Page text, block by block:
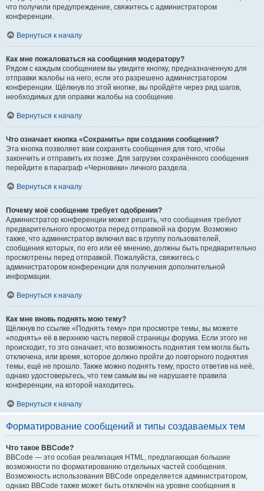
что получили предупреждение, свяжитесь с администратором
конференции.
Вернуться к началу
Как мне пожаловаться на сообщения модератору?
Рядом с каждым сообщением вы увидите кнопку, предназначенную для
отправки жалобы на него, если это разрешено администратором
конференции. Щёлкнув по этой кнопке, вы пройдёте через ряд шагов,
необходимых для оправки жалобы на сообщение.
Вернуться к началу
Что означает кнопка «Сохранить» при создании сообщения?
Эта кнопка позволяет вам сохранять сообщения для того, чтобы
закончить и отправить их позже. Для загрузки сохранённого сообщения
перейдите в параграф «Черновики» личного раздела.
Вернуться к началу
Почему моё сообщение требует одобрения?
Администратор конференции может решить, что сообщения требуют
предварительного просмотра перед отправкой на форум. Возможно
также, что администратор включил вас в группу пользователей,
сообщения которых, по его или её мнению, должны быть предварительно
просмотрены перед отправкой. Пожалуйста, свяжитесь с
администратором конференции для получения дополнительной
информации.
Вернуться к началу
Как мне вновь поднять мою тему?
Щёлкнув по ссылке «Поднять тему» при просмотре темы, вы можете
«поднять» её в верхнюю часть первой страницы форума. Если этого не
происходит, то это означает, что возможность поднятия тем могла быть
отключена, или время, которое должно пройти до повторного поднятия
темы, ещё не прошло. Также можно поднять тему, просто ответив на неё,
однако удостоверьтесь, что тем самым вы не нарушаете правила
конференции, на которой находитесь.
Вернуться к началу
Форматирование сообщений и типы создаваемых тем
Что такое BBCode?
BBCode — это особая реализация HTML, предлагающая большие
возможности по форматированию отдельных частей сообщения.
Возможность использования BBCode определяется администратором,
однако BBCode также может быть отключён на уровне сообщения в